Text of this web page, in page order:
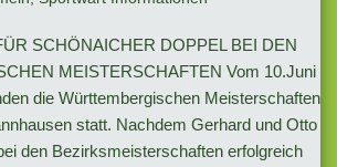
SCHÖNAICHER DOPPEL BEI DEN
MEISTERSCHAFTEN Vom 10.Juni
die Württembergischen Meisterschaften
statt. Nachdem Gerhard und Otto
den Bezirksmeisterschaften erfolgreich